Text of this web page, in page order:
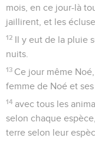
mois, en ce jour-là
jaillirent, et les
12 Il y eut de la pluie
nuits.
13 Ce jour même
femme de Noé et
14 avec tous les
selon chaque
terre selon leur